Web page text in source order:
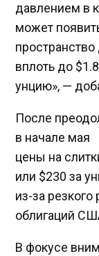
давлением в
может
вплоть до
унцию», —
После
в начале мая
цены на
или $230 за
из-за
облигаций
В фокусе